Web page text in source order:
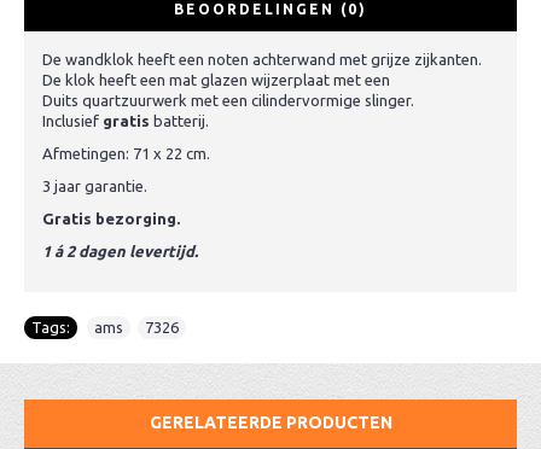
BEOORDELINGEN (0)
De wandklok heeft een noten achterwand met grijze zijkanten.
De klok heeft een mat glazen wijzerplaat met een
Duits quartzuurwerk met een cilindervormige slinger.
Inclusief gratis batterij.
Afmetingen: 71 x 22 cm.
3 jaar garantie.
Gratis bezorging.
1 á 2 dagen levertijd.
Tags: ams 7326
GERELATEERDE PRODUCTEN